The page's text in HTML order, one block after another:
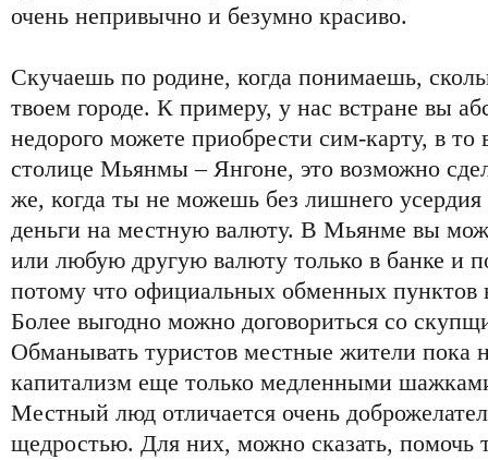
очень непривычно и безумно красиво.
Скучаешь по родине, когда понимаешь,
твоем городе. К примеру, у нас встране вы
недорого можете приобрести сим-карту, в
столице Мьянмы – Янгоне, это возможно
же, когда ты не можешь без лишнего усердия
деньги на местную валюту. В Мьянме вы
или любую другую валюту только в банке и
потому что официальных обменных пунктов
Более выгодно можно договориться со
Обманывать туристов местные жители пока
капитализм еще только медленными
Местный люд отличается очень
щедростью. Для них, можно сказать, помочь